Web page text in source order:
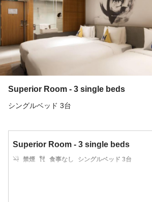
Superior Room - 3 single beds
シングルベッド 3台
Superior Room - 3 single beds
禁煙 食事なし
シングルベッド 3台